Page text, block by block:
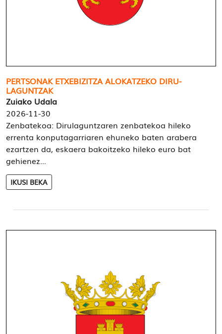
PERTSONAK ETXEBIZITZA ALOKATZEKO DIRU-
LAGUNTZAK
Zuiako Udala
2026-11-30
Zenbatekoa: Dirulaguntzaren zenbatekoa hileko
errenta konputagarriaren ehuneko baten arabera
ezartzen da, eskaera bakoitzeko hileko euro bat
gehienez...
IKUSI BEKA